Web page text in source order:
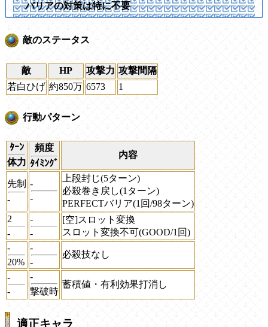
バリアの対策は特に不要
敵のステータス
敵 HP 攻撃力 攻撃間隔
若白ひげ 約850万 6573 1
行動パターン
ﾀｰﾝ
体力
頻度
ﾀｲﾐﾝｸﾞ
内容
先制
-
-
-
上段封じ(5ターン)
必殺巻き戻し(1ターン)
PERFECTバリア(1回/98ターン)
2
-
-
-
[空]スロット変換
スロット変換不可(GOOD/1回)
-
20%
-
-
必殺技なし
-
-
-
撃破時
蓄積値・有利効果打消し
適正キャラ